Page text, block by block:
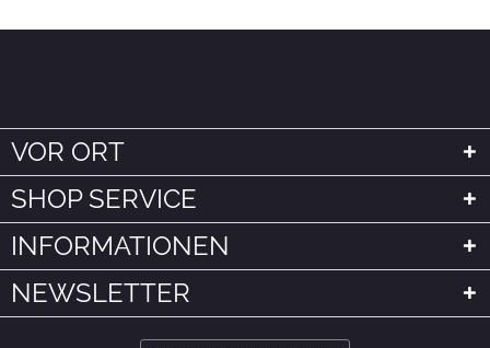
VOR ORT
SHOP SERVICE
INFORMATIONEN
NEWSLETTER